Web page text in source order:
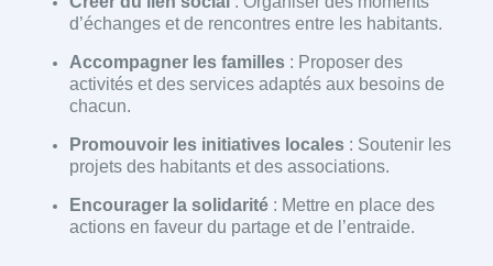
d’échanges et de rencontres entre les habitants.
Accompagner les familles : Proposer des
activités et des services adaptés aux besoins de
chacun.
Promouvoir les initiatives locales : Soutenir les
projets des habitants et des associations.
Encourager la solidarité : Mettre en place des
actions en faveur du partage et de l’entraide.